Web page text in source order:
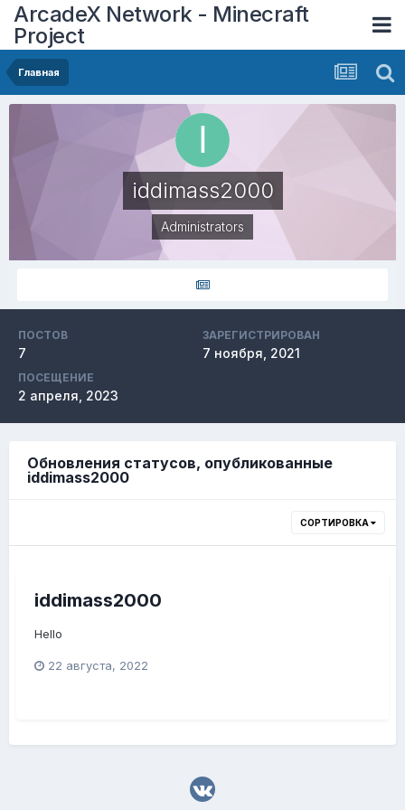
ArcadeX Network - Minecraft
Project
Главная
iddimass2000
Administrators
ПОСТОВ
7
ЗАРЕГИСТРИРОВАН
7 ноября, 2021
ПОСЕЩЕНИЕ
2 апреля, 2023
Обновления статусов, опубликованные
iddimass2000
СОРТИРОВКА
iddimass2000
Hello
22 августа, 2022